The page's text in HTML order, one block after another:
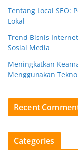
Tentang Local SEO:
Lokal
Trend Bisnis
Sosial Media
Meningkatkan
Menggunakan
Recent
Categories